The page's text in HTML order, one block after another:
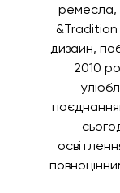
ремесла,
&Tradition
дизайн,
2010